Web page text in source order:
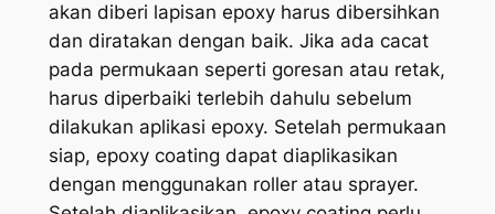
akan diberi lapisan epoxy harus dibersihkan
dan diratakan dengan baik. Jika ada cacat
pada permukaan seperti goresan atau retak,
harus diperbaiki terlebih dahulu sebelum
dilakukan aplikasi epoxy. Setelah permukaan
siap, epoxy coating dapat diaplikasikan
dengan menggunakan roller atau sprayer.